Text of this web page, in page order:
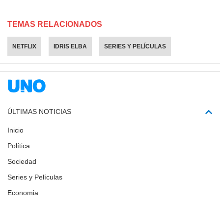
TEMAS RELACIONADOS
NETFLIX IDRIS ELBA SERIES Y PELÍCULAS
ÚLTIMAS NOTICIAS
Inicio
Política
Sociedad
Series y Películas
Economia